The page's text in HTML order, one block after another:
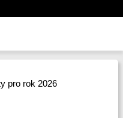
pro rok 2026